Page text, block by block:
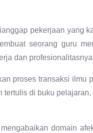
pekerjaan yang
seorang guru
dan
proses transaksi ilmu
di buku
domain